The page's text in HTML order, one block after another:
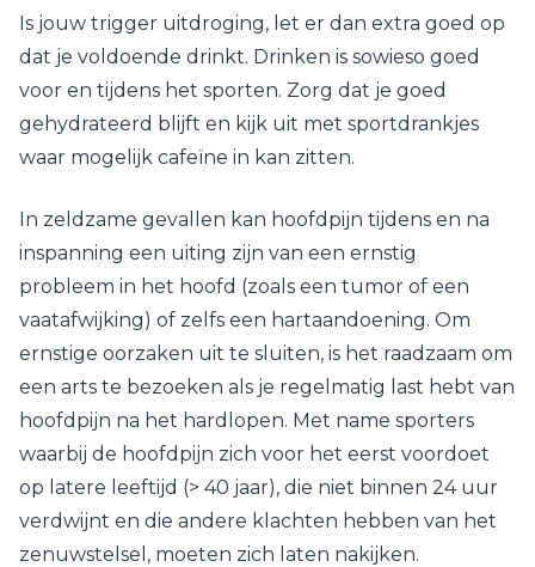
Is jouw trigger uitdroging, let er dan extra goed op
dat je voldoende drinkt. Drinken is sowieso goed
voor en tijdens het sporten. Zorg dat je goed
gehydrateerd blijft en kijk uit met sportdrankjes
waar mogelijk cafeïne in kan zitten.
In zeldzame gevallen kan hoofdpijn tijdens en na
inspanning een uiting zijn van een ernstig
probleem in het hoofd (zoals een tumor of een
vaatafwijking) of zelfs een hartaandoening. Om
ernstige oorzaken uit te sluiten, is het raadzaam om
een arts te bezoeken als je regelmatig last hebt van
hoofdpijn na het hardlopen. Met name sporters
waarbij de hoofdpijn zich voor het eerst voordoet
op latere leeftijd (> 40 jaar), die niet binnen 24 uur
verdwijnt en die andere klachten hebben van het
zenuwstelsel, moeten zich laten nakijken.